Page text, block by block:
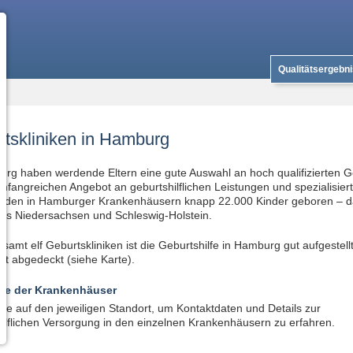
in Hamburg
haben werdende Eltern eine gute Auswahl an hoch qualifizierten
Angebot an geburtshilflichen Leistungen und
in Hamburger Krankenhäusern knapp 22.000 Kinder geboren –
Niedersachsen und Schleswig-Holstein.
elf Geburtskliniken ist die Geburtshilfe in Hamburg gut
abgedeckt (siehe Karte).
der Krankenhäuser
auf den jeweiligen Standort, um Kontaktdaten und Details zur
Versorgung in den einzelnen Krankenhäusern zu erfahren.